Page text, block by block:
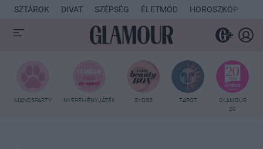
SZTÁROK DIVAT SZÉPSÉG ÉLETMÓD HOROSZKÓP
MANCSPARTY NYEREMÉNYJÁTÉK SYOSS TAROT
GLAMOUR
20